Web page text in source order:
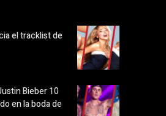
el tracklist de
Bieber 10
en la boda de